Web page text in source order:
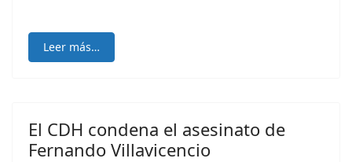
Leer más…
El CDH condena el asesinato de
Fernando Villavicencio